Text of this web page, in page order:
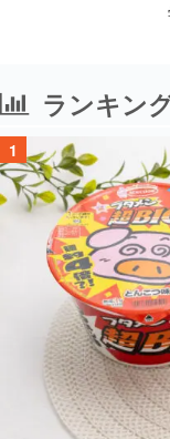
ランキン
1